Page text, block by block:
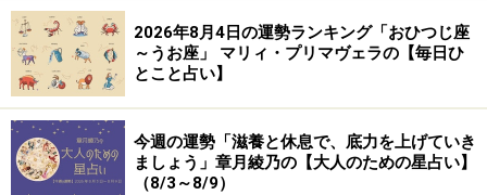
2026年8月4日の運勢ランキング「おひつじ座
～うお座」 マリィ・プリマヴェラの【毎日ひ
とこと占い】
今週の運勢「滋養と休息で、底力を上げていき
ましょう」章月綾乃の【大人のための星占い】
（8/3～8/9）